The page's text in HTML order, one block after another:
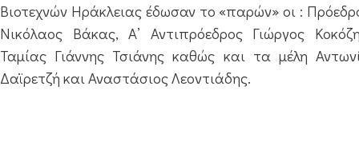
Βιοτεχνών Ηράκλειας έδωσαν το «παρών» οι :
Νικόλαος Βάκας, Α’ Αντιπρόεδρος Γιώργος
Ταμίας Γιάννης Τσιάνης καθώς και τα μέλη
Δαϊρετζή και Αναστάσιος Λεοντιάδης.